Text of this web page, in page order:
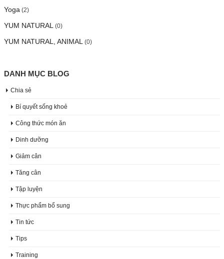
Yoga (2)
YUM NATURAL (0)
YUM NATURAL, ANIMAL (0)
DANH MỤC BLOG
Chia sẻ
Bí quyết sống khoẻ
Công thức món ăn
Dinh dưỡng
Giảm cân
Tăng cân
Tập luyện
Thực phẩm bổ sung
Tin tức
Tips
Training